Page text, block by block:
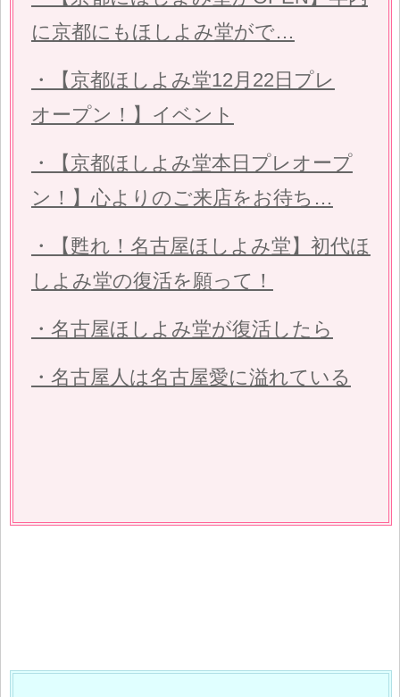
に京都にもほしよみ堂がで…
・【京都ほしよみ堂12月22日プレ
オープン！】イベント
・【京都ほしよみ堂本日プレオープ
ン！】心よりのご来店をお待ち…
・【甦れ！名古屋ほしよみ堂】初代ほ
しよみ堂の復活を願って！
・名古屋ほしよみ堂が復活したら
・名古屋人は名古屋愛に溢れている